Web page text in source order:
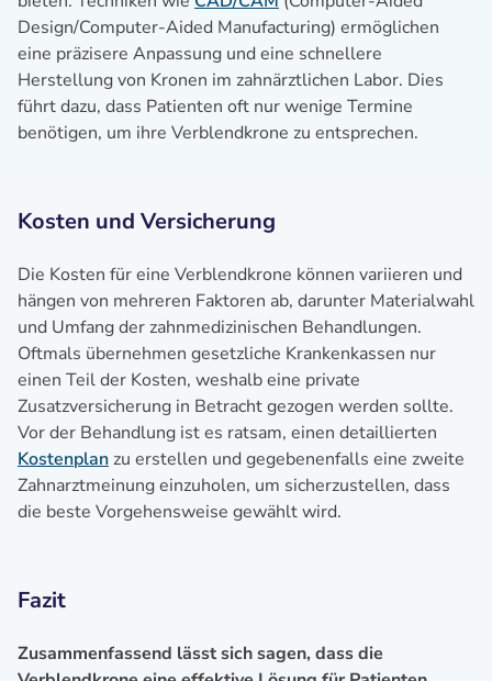
Design/Computer-Aided Manufacturing) ermöglichen
eine präzisere Anpassung und eine schnellere
Herstellung von Kronen im zahnärztlichen Labor. Dies
führt dazu, dass Patienten oft nur wenige Termine
benötigen, um ihre Verblendkrone zu entsprechen.
Kosten und Versicherung
Die Kosten für eine Verblendkrone können variieren und
hängen von mehreren Faktoren ab, darunter Materialwahl
und Umfang der zahnmedizinischen Behandlungen.
Oftmals übernehmen gesetzliche Krankenkassen nur
einen Teil der Kosten, weshalb eine private
Zusatzversicherung in Betracht gezogen werden sollte.
Vor der Behandlung ist es ratsam, einen detaillierten
Kostenplanzu erstellen und gegebenenfalls eine zweite
Zahnarztmeinung einzuholen, um sicherzustellen, dass
die beste Vorgehensweise gewählt wird.
Fazit
Zusammenfassend lässt sich sagen, dass die